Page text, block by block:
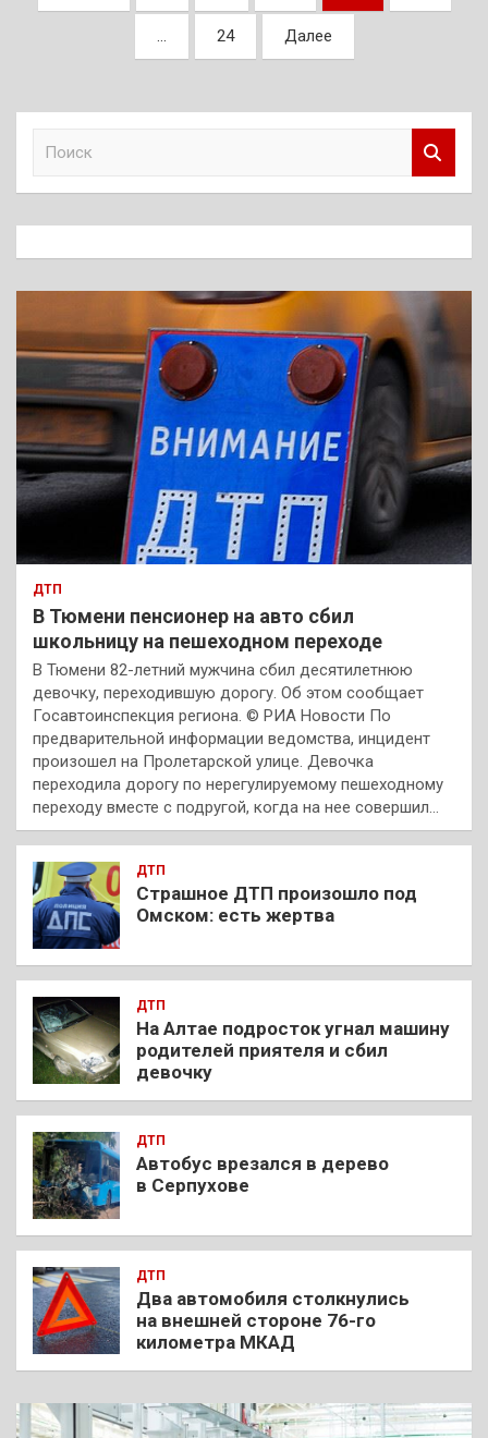
записей
… 24 Далее
к
ДТП
В Тюмени пенсионер на авто сбил
школьницу на пешеходном переходе
В Тюмени 82-летний мужчина сбил десятилетнюю
девочку, переходившую дорогу. Об этом сообщает
Госавтоинспекция региона. © РИА Новости По
предварительной информации ведомства, инцидент
произошел на Пролетарской улице. Девочка
переходила дорогу по нерегулируемому пешеходному
переходу вместе с подругой, когда на нее совершил…
ДТП
Страшное ДТП произошло под
Омском: есть жертва
ДТП
На Алтае подросток угнал машину
родителей приятеля и сбил
девочку
ДТП
Автобус врезался в дерево
в Серпухове
ДТП
Два автомобиля столкнулись
на внешней стороне 76-го
километра МКАД